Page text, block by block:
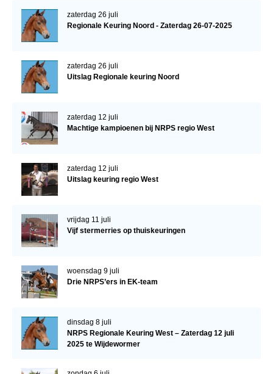
zaterdag 26 juli
Regionale Keuring Noord - Zaterdag 26-07-2025
zaterdag 26 juli
Uitslag Regionale keuring Noord
zaterdag 12 juli
Machtige kampioenen bij NRPS regio West
zaterdag 12 juli
Uitslag keuring regio West
vrijdag 11 juli
Vijf stermerries op thuiskeuringen
woensdag 9 juli
Drie NRPS’ers in EK-team
dinsdag 8 juli
NRPS Regionale Keuring West – Zaterdag 12 juli
2025 te Wijdewormer